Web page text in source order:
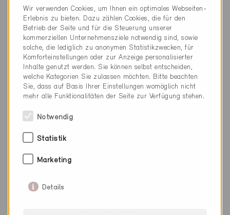
Minergie
Wir verwenden Cookies, um Ihnen ein optimales Webseiten-
Erlebnis zu bieten. Dazu zählen Cookies, die für den
Betrieb der Seite und für die Steuerung unserer
kommerziellen Unternehmensziele notwendig sind, sowie
solche, die lediglich zu anonymen Statistikzwecken, für
Komforteinstellungen oder zur Anzeige personalisierter
Inhalte genutzt werden. Sie können selbst entscheiden,
welche Kategorien Sie zulassen möchten. Bitte beachten
Sie, dass auf Basis Ihrer Einstellungen womöglich nicht
mehr alle Funktionalitäten der Seite zur Verfügung stehen.
Notwendig
Statistik
Marketing
Details